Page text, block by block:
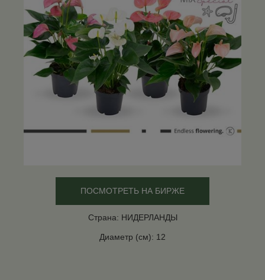
ПОСМОТРЕТЬ НА БИРЖЕ
Страна: НИДЕРЛАНДЫ
Диаметр (см): 12